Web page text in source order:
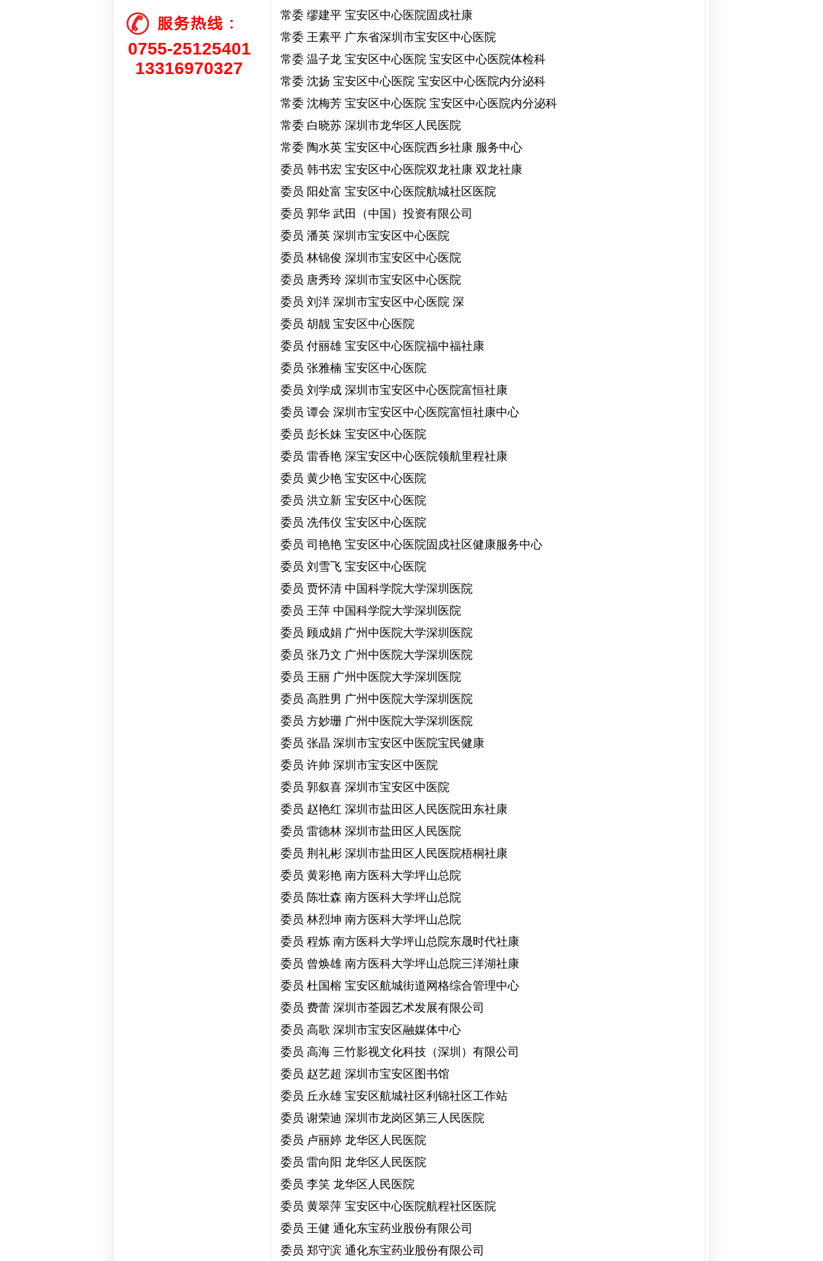
0755-25125401
13316970327
常委 缪建平 宝安区中心医院固戍社康
常委 王素平 广东省深圳市宝安区中心医院
常委 温子龙 宝安区中心医院 宝安区中心医院体检科
常委 沈扬 宝安区中心医院 宝安区中心医院内分泌科
常委 沈梅芳 宝安区中心医院 宝安区中心医院内分泌科
常委 白晓苏 深圳市龙华区人民医院
常委 陶水英 宝安区中心医院西乡社康 服务中心
委员 韩书宏 宝安区中心医院双龙社康 双龙社康
委员 阳处富 宝安区中心医院航城社区医院
委员 郭华 武田（中国）投资有限公司
委员 潘英 深圳市宝安区中心医院
委员 林锦俊 深圳市宝安区中心医院
委员 唐秀玲 深圳市宝安区中心医院
委员 刘洋 深圳市宝安区中心医院 深
委员 胡靓 宝安区中心医院
委员 付丽雄 宝安区中心医院福中福社康
委员 张雅楠 宝安区中心医院
委员 刘学成 深圳市宝安区中心医院富恒社康
委员 谭会 深圳市宝安区中心医院富恒社康中心
委员 彭长妹 宝安区中心医院
委员 雷香艳 深宝安区中心医院领航里程社康
委员 黄少艳 宝安区中心医院
委员 洪立新 宝安区中心医院
委员 冼伟仪 宝安区中心医院
委员 司艳艳 宝安区中心医院固戍社区健康服务中心
委员 刘雪飞 宝安区中心医院
委员 贾怀清 中国科学院大学深圳医院
委员 王萍 中国科学院大学深圳医院
委员 顾成娟 广州中医院大学深圳医院
委员 张乃文 广州中医院大学深圳医院
委员 王丽 广州中医院大学深圳医院
委员 高胜男 广州中医院大学深圳医院
委员 方妙珊 广州中医院大学深圳医院
委员 张晶 深圳市宝安区中医院宝民健康
委员 许帅 深圳市宝安区中医院
委员 郭叙喜 深圳市宝安区中医院
委员 赵艳红 深圳市盐田区人民医院田东社康
委员 雷德林 深圳市盐田区人民医院
委员 荆礼彬 深圳市盐田区人民医院梧桐社康
委员 黄彩艳 南方医科大学坪山总院
委员 陈壮森 南方医科大学坪山总院
委员 林烈坤 南方医科大学坪山总院
委员 程炼 南方医科大学坪山总院东晟时代社康
委员 曾焕雄 南方医科大学坪山总院三洋湖社康
委员 杜国榕 宝安区航城街道网格综合管理中心
委员 费蕾 深圳市荃园艺术发展有限公司
委员 高歌 深圳市宝安区融媒体中心
委员 高海 三竹影视文化科技（深圳）有限公司
委员 赵艺超 深圳市宝安区图书馆
委员 丘永雄 宝安区航城社区利锦社区工作站
委员 谢荣迪 深圳市龙岗区第三人民医院
委员 卢丽婷 龙华区人民医院
委员 雷向阳 龙华区人民医院
委员 李笑 龙华区人民医院
委员 黄翠萍 宝安区中心医院航程社区医院
委员 王健 通化东宝药业股份有限公司
委员 郑守滨 通化东宝药业股份有限公司